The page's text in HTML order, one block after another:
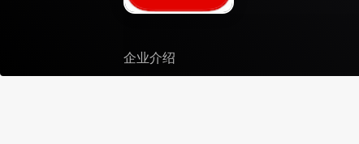
企业介绍